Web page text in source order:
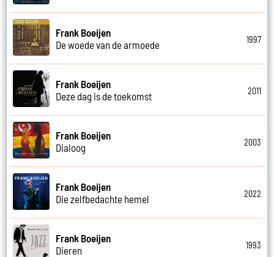
Frank Boeijen
De woede van de armoede
1997
Frank Boeijen
Deze dag is de toekomst
2011
Frank Boeijen
Dialoog
2003
Frank Boeijen
Die zelfbedachte hemel
2022
Frank Boeijen
Dieren
1993